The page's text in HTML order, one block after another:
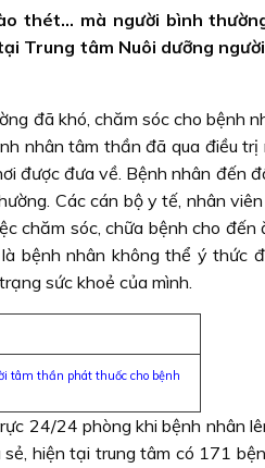
thét… mà người bình
Trung tâm Nuôi dưỡng
đã khó, chăm sóc cho bệnh
nhân tâm thần đã qua điều
được đưa về. Bệnh nhân đến
Các cán bộ y tế, nhân
chăm sóc, chữa bệnh cho
bệnh nhân không thể ý thức
sức khoẻ của mình.
tâm thần phát thuốc cho bệnh
24/24 phòng khi bệnh nhân
sẻ, hiện tại trung tâm có 171